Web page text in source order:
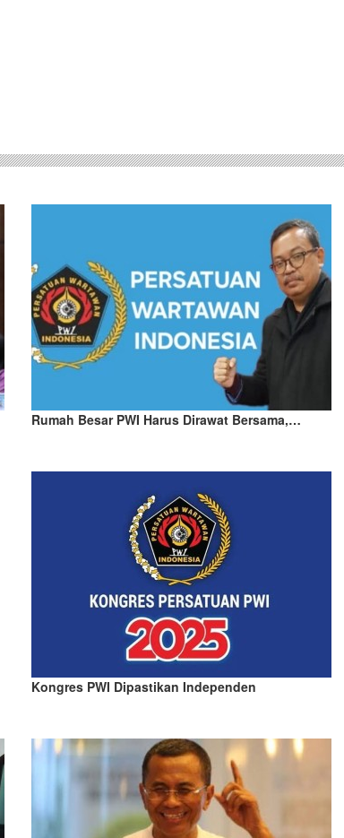
Rumah Besar PWI Harus Dirawat Bersama,…
Kongres PWI Dipastikan Independen